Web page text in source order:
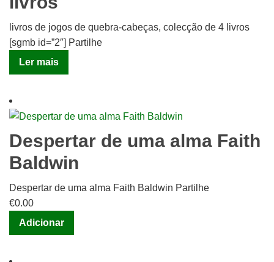
livros de jogos de quebra-cabeças, colecção de 4 livros
[sgmb id=”2″] Partilhe
Ler mais
Despertar de uma alma Faith
Baldwin
Despertar de uma alma Faith Baldwin Partilhe
€0.00
Adicionar